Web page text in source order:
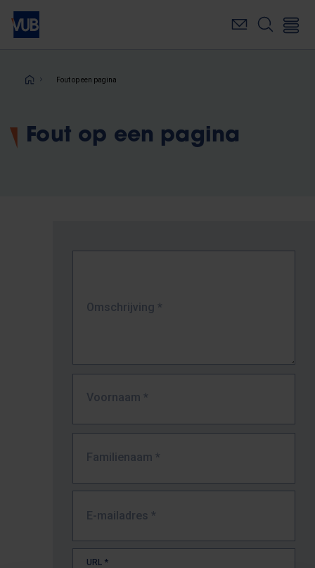
Overslaan
naar
inhoudKruimelpad
Fout op een pagina
Fout op een pagina
Omschrijving *
Voornaam *
Familienaam *
E-mailadres *
URL *